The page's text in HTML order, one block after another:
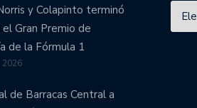
y Colapinto terminó
el Gran Premio de
de la Fórmula 1
2026
de Barracas Central a